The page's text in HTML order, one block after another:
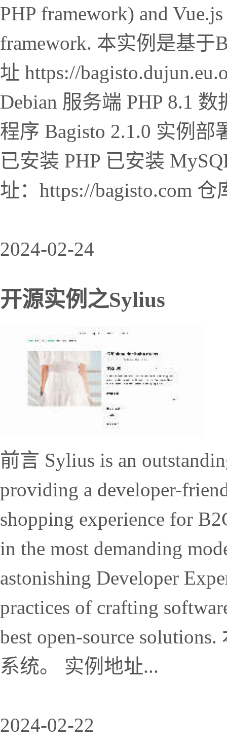
PHP framework) and
framework. 本实例是基于
址 https://
Debian 服务端 PHP 8.1
程序 Bagisto 2.1.0 实例
已安装 PHP 已安装
址：https://bagisto.com 仓
2024-02-24
开源实例之Sylius
前言 Sylius is an
providing a developer-
shopping experience for
in the most demanding
astonishing Developer
practices of crafting
best open-source
系统。 实例地址...
2024-02-22